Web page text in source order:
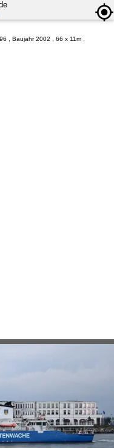
, Baujahr 2002 , 66 x 11m ,